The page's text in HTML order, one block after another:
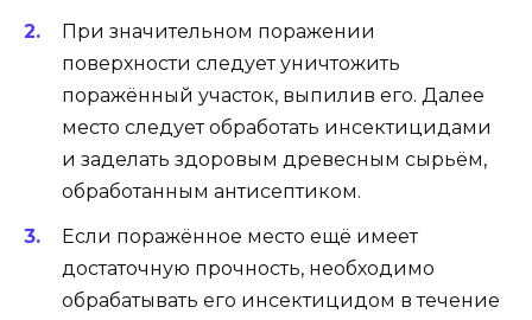
При значительном поражении
поверхности следует уничтожить
поражённый участок, выпилив его. Далее
место следует обработать инсектицидами
и заделать здоровым древесным сырьём,
обработанным антисептиком.
Если поражённое место ещё имеет
достаточную прочность, необходимо
обрабатывать его инсектицидом в течение